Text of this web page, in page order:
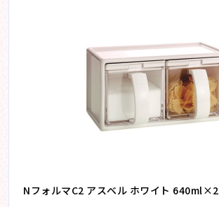
NフォルマC2 アスベル ホワイト 640ml×2